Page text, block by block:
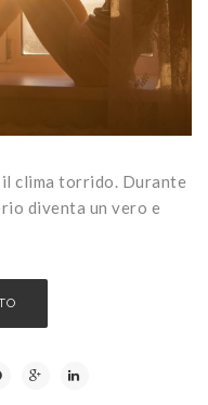
il clima torrido. Durante
diventa un vero e